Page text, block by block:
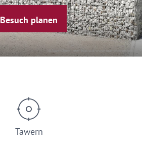
© Saar-Obermosel-Touristik www.saar-obermosel.de
Besuch planen
Tawern